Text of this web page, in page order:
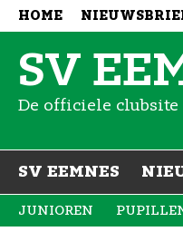
HOME
SV
De officiele clubsite
SV EEMNES
JUNIOREN